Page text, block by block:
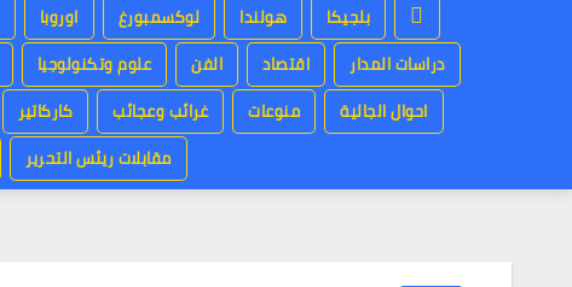
بلجيكا هولندا لوكسمبورغ اوروبا
دراسات المدار
اقتصاد الفن علوم وتكنولوجيا
احوال الجالية
منوعات غرائب وعجائب كاركاتير
مقابلات ريئس التحرير